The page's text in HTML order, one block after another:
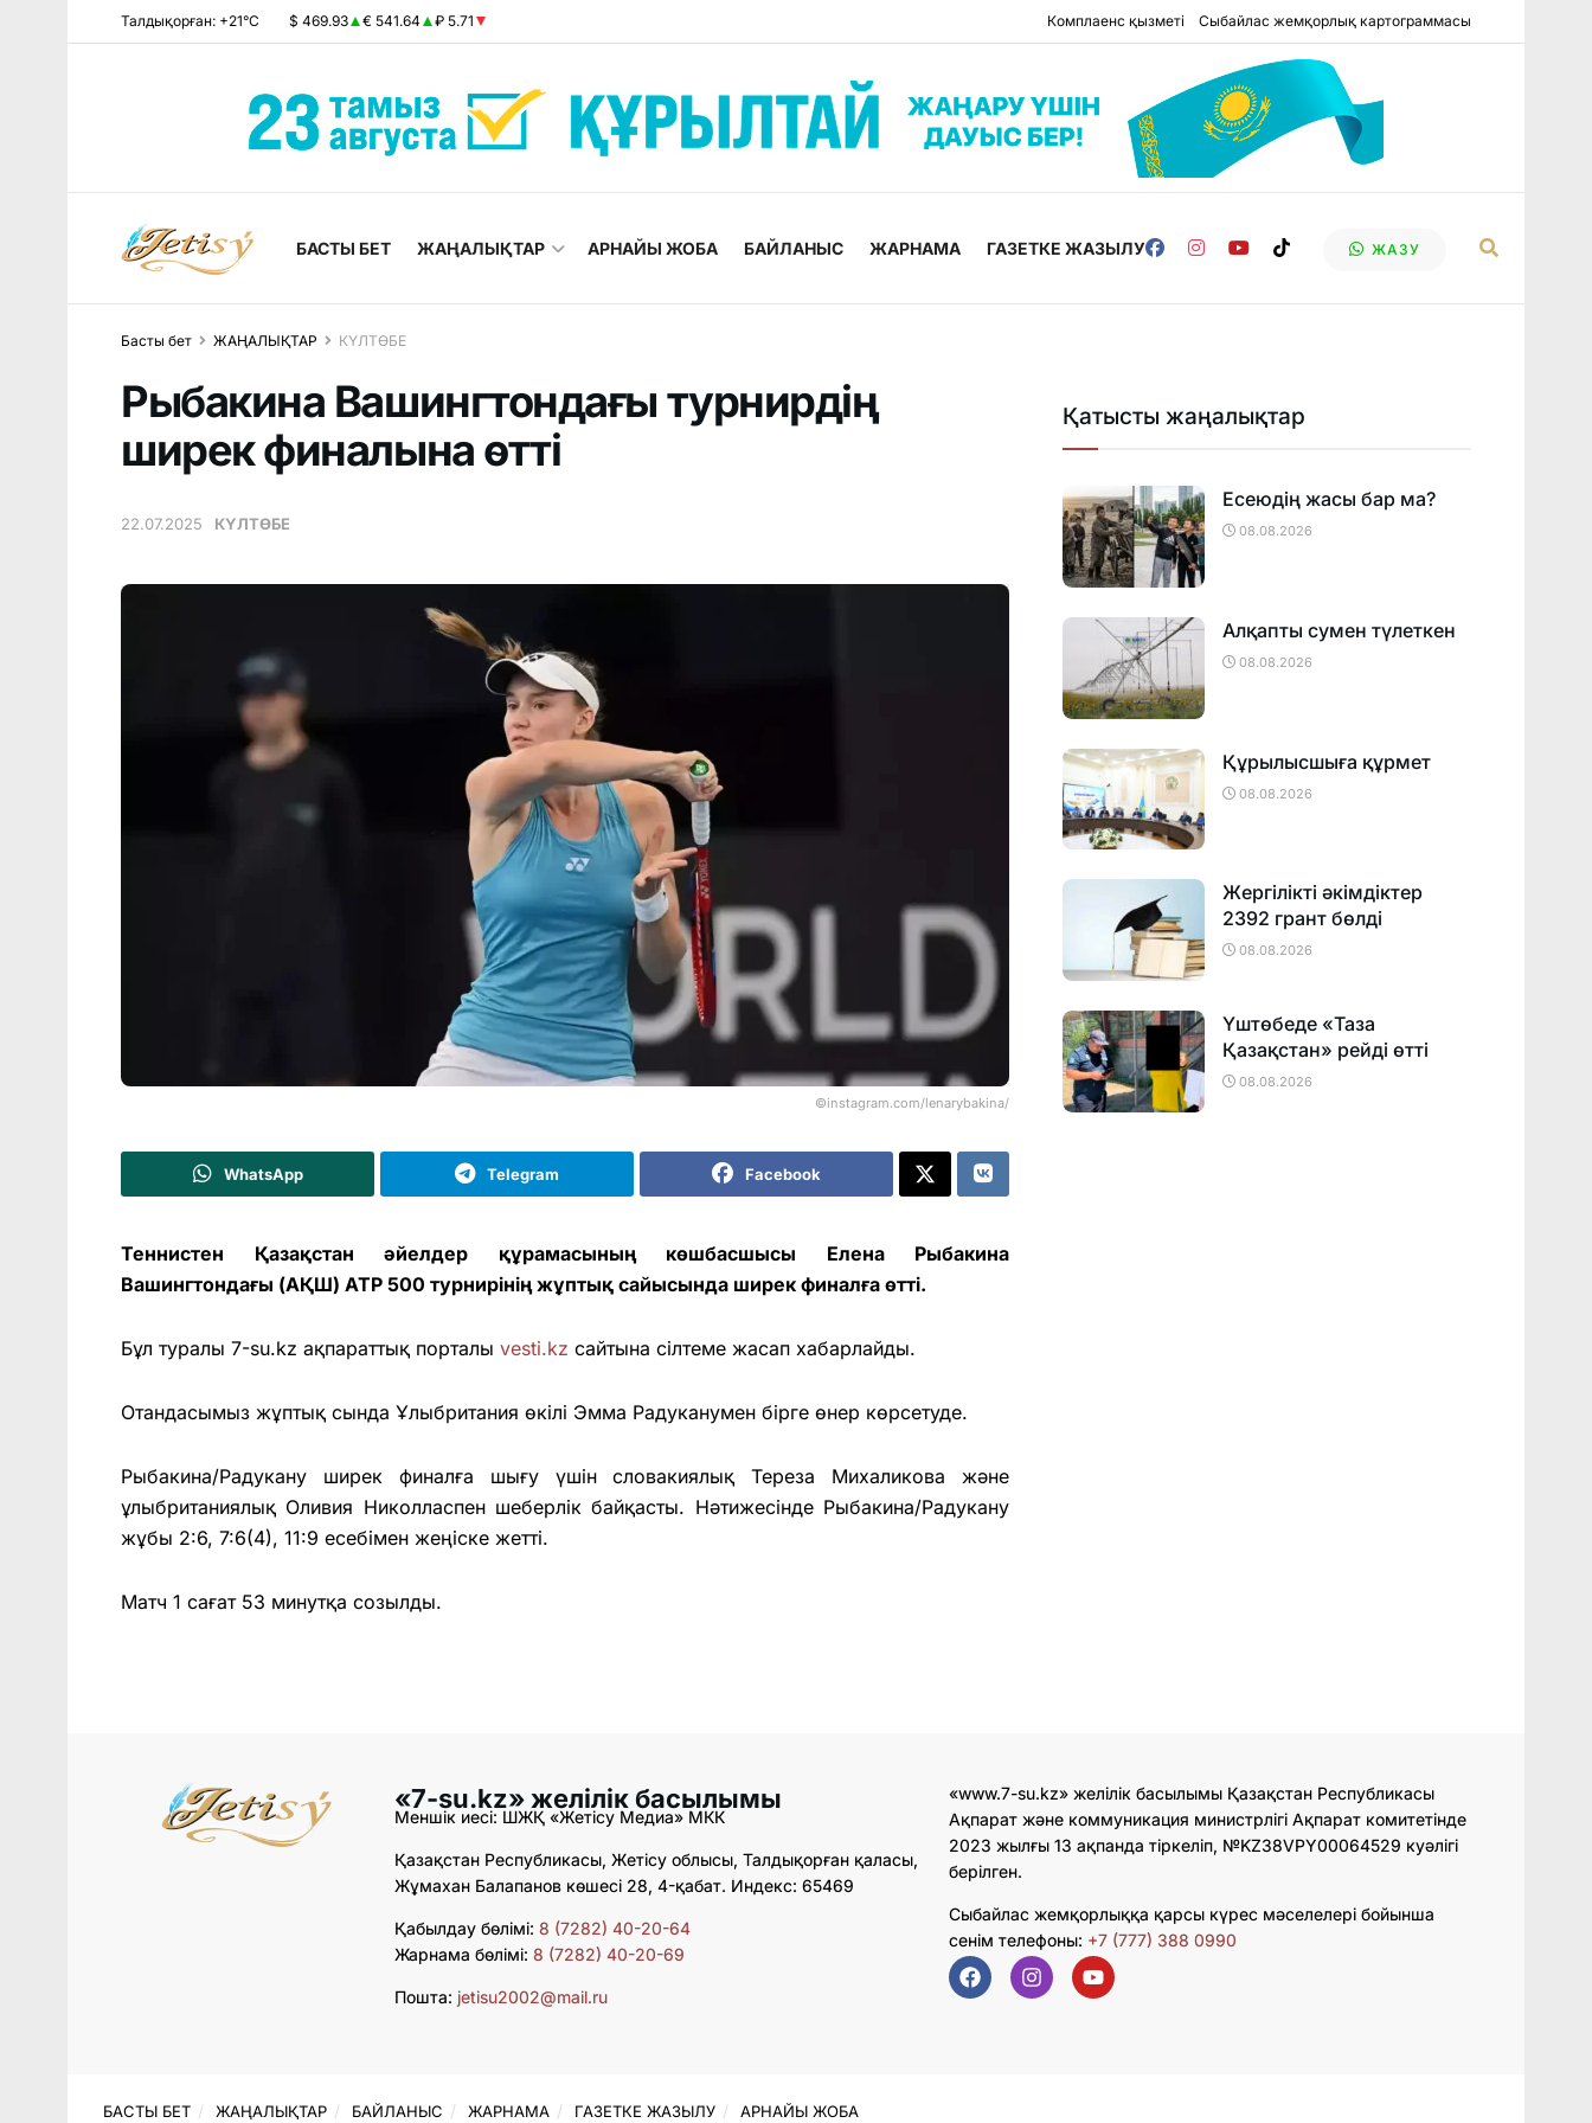
Талдықорған: +21°C $ 469.93 € 541.64 ₽ 5.71 Комплаенс қызметі Сыбайлас жемқорлық картограммасы
БАСТЫ БЕТ ЖАҢАЛЫҚТАР АРНАЙЫ ЖОБА БАЙЛАНЫС ЖАРНАМА ГАЗЕТКЕ ЖАЗЫЛУ ЖАЗУ
Басты бет ЖАҢАЛЫҚТАР КҮЛТӨБЕ
Рыбакина Вашингтондағы турнирдің
ширек финалына өтті
22.07.2025 КҮЛТӨБЕ
©instagram.com/lenarybakina/
WhatsApp Telegram Facebook
Теннистен Қазақстан әйелдер құрамасының көшбасшысы Елена Рыбакина
Вашингтондағы (АҚШ) ATP 500 турнирінің жұптық сайысында ширек финалға өтті.
Бұл туралы 7-su.kz ақпараттық порталы vesti.kz сайтына сілтеме жасап хабарлайды.
Отандасымыз жұптық сында Ұлыбритания өкілі Эмма Радуканумен бірге өнер көрсетуде.
Рыбакина/Радукану ширек финалға шығу үшін словакиялық Тереза Михаликова және
ұлыбританиялық Оливия Николласпен шеберлік байқасты. Нәтижесінде Рыбакина/Радукану
жұбы 2:6, 7:6(4), 11:9 есебімен жеңіске жетті.
Матч 1 сағат 53 минутқа созылды.
Қатысты жаңалықтар
Есеюдің жасы бар ма?
08.08.2026
Алқапты сумен түлеткен
08.08.2026
Құрылысшыға құрмет
08.08.2026
Жергілікті әкімдіктер
2392 грант бөлді
08.08.2026
Үштөбеде «Таза
Қазақстан» рейді өтті
08.08.2026
«7-su.kz» желілік басылымы
Меншік иесі: ШЖҚ «Жетісу Медиа» МКК
Қазақстан Республикасы, Жетісу облысы, Талдықорған қаласы,
Жұмахан Балапанов көшесі 28, 4-қабат. Индекс: 65469
Қабылдау бөлімі: 8 (7282) 40-20-64
Жарнама бөлімі: 8 (7282) 40-20-69
Пошта: jetisu2002@mail.ru
«www.7-su.kz» желілік басылымы Қазақстан Республикасы
Ақпарат және коммуникация министрлігі Ақпарат комитетінде
2023 жылғы 13 ақпанда тіркеліп, №KZ38VPY00064529 куәлігі
берілген.
Сыбайлас жемқорлыққа қарсы күрес мәселелері бойынша
сенім телефоны: +7 (777) 388 0990
БАСТЫ БЕТ ЖАҢАЛЫҚТАР БАЙЛАНЫС ЖАРНАМА ГАЗЕТКЕ ЖАЗЫЛУ АРНАЙЫ ЖОБА